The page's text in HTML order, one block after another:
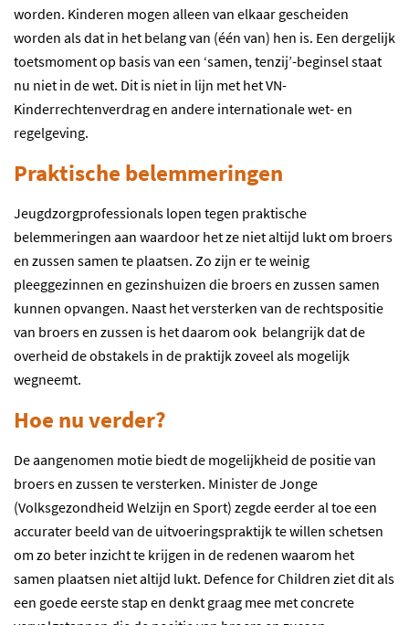
worden. Kinderen mogen alleen van elkaar gescheiden
worden als dat in het belang van (één van) hen is. Een dergelijk
toetsmoment op basis van een ‘samen, tenzij’-beginsel staat
nu niet in de wet. Dit is niet in lijn met het VN-
Kinderrechtenverdrag en andere internationale wet- en
regelgeving.
Praktische belemmeringen
Jeugdzorgprofessionals lopen tegen praktische
belemmeringen aan waardoor het ze niet altijd lukt om broers
en zussen samen te plaatsen. Zo zijn er te weinig
pleeggezinnen en gezinshuizen die broers en zussen samen
kunnen opvangen. Naast het versterken van de rechtspositie
van broers en zussen is het daarom ook belangrijk dat de
overheid de obstakels in de praktijk zoveel als mogelijk
wegneemt.
Hoe nu verder?
De aangenomen motie biedt de mogelijkheid de positie van
broers en zussen te versterken. Minister de Jonge
(Volksgezondheid Welzijn en Sport) zegde eerder al toe een
accurater beeld van de uitvoeringspraktijk te willen schetsen
om zo beter inzicht te krijgen in de redenen waarom het
samen plaatsen niet altijd lukt. Defence for Children ziet dit als
een goede eerste stap en denkt graag mee met concrete